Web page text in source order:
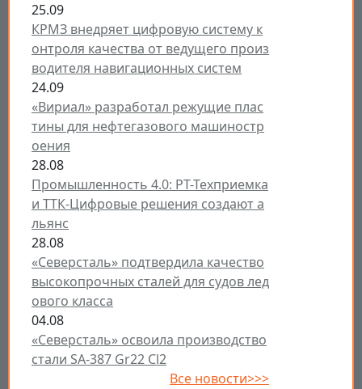
25.09
КРМЗ внедряет цифровую систему к
онтроля качества от ведущего произ
водителя навигационных систем
24.09
«Вириал» разработал режущие плас
тины для нефтегазового машиностр
оения
28.08
Промышленность 4.0: РТ-Техприемка
и ТТК-Цифровые решения создают а
льянс
28.08
«Северсталь» подтвердила качество
высокопрочных сталей для судов лед
ового класса
04.08
«Северсталь» освоила производство
стали SA-387 Gr22 Cl2
Все новости>>>